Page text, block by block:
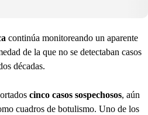
continúa monitoreando un aparente
de la que no se detectaban casos
décadas.
cinco casos sospechosos, aún
cuadros de botulismo. Uno de los